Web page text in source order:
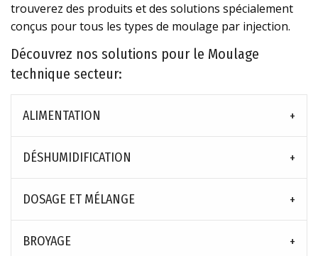
trouverez des produits et des solutions spécialement
conçus pour tous les types de moulage par injection.
Découvrez nos solutions pour le Moulage
technique secteur:
ALIMENTATION
DÉSHUMIDIFICATION
DOSAGE ET MÉLANGE
BROYAGE